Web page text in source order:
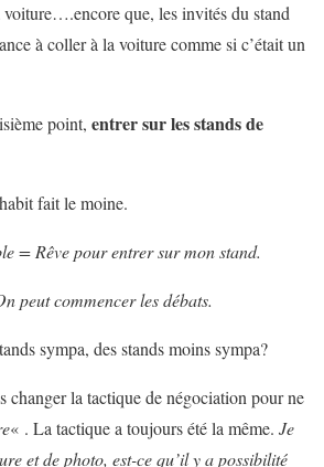
que, les invités du stand
à coller à la voiture comme si c’était un
point, entrer sur les stands de
fait le moine.
= Rêve pour entrer sur mon stand.
peut commencer les débats.
sympa, des stands moins sympa?
changer la tactique de négociation pour ne
« . La tactique a toujours été la même. Je
et de photo, est-ce qu’il y a possibilité